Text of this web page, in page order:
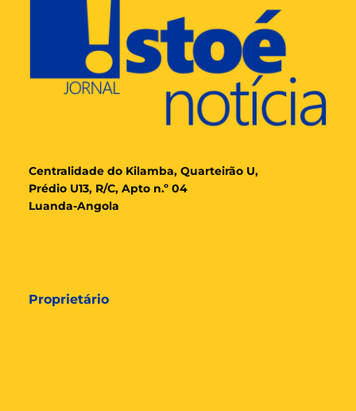
Centralidade do Kilamba, Quarteirão U,
Prédio U13, R/C, Apto n.º 04
Luanda-Angola
Proprietário